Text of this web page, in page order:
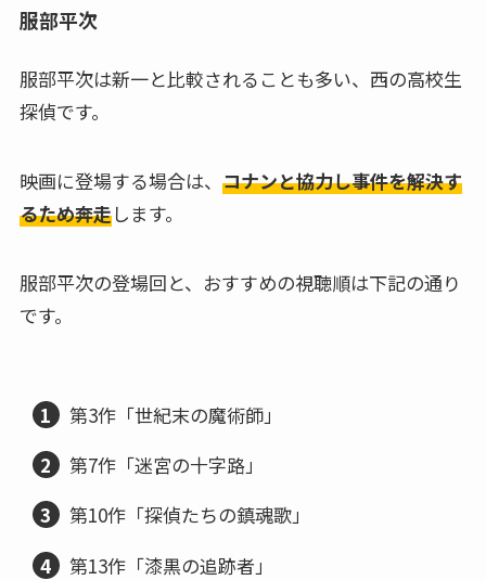
服部平次
服部平次は新一と比較されることも多い、西の高校生
探偵です。
映画に登場する場合は、 コナンと協力し事件を解決す
るため奔走します。
服部平次の登場回と、おすすめの視聴順は下記の通り
です。
第3作「世紀末の魔術師」
第7作「迷宮の十字路」
第10作「探偵たちの鎮魂歌」
第13作「漆黒の追跡者」